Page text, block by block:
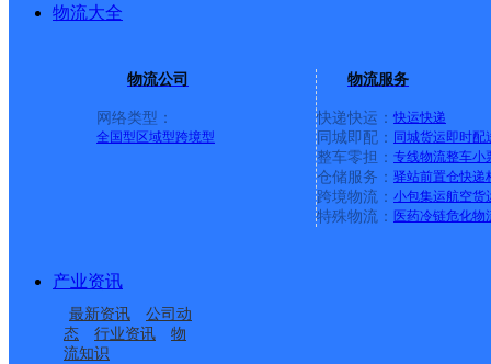
物流大全
物流公司
网络类型：
全国型 区域型跨境型
物流服务
快递快运： 快运快递
同城即配： 同城货运即时配
整车零担： 专线物流整车小
仓储服务： 驿站前置仓快递
跨境物流： 小包集运航空货
特殊物流： 医药冷链危化物
产业资讯
最新资讯
公司动
态
行业资讯
物
流知识
黑龙江木兰公司
吉兴邮政支局